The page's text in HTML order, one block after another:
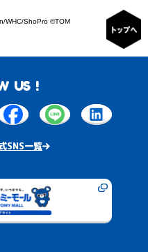
WHC/ShoPro ©TOM
US !
SNS一覧